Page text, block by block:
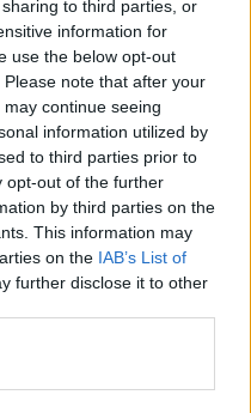
to third parties, or
information for
use the below opt-out
note that after your
continue seeing
information utilized by
to third parties prior to
opt-out of the further
by third parties on the
This information may
on the IAB’s List of
further disclose it to other
ερευνητές, οι
σε αυτούς τους
στους σύγχρονους
κάποια σύνδεση.
αρχαίοι άνθρωποι να
με τις Chibchan,
απόδειξη.
με την πάροδο του
ίσως
με
το ξεχωριστό
η επιρροή
στο γενετικό